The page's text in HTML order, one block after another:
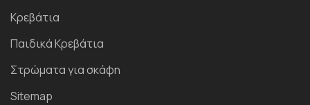
Κρεβάτια
Παιδικά Κρεβάτια
Στρώματα για σκάφη
Sitemap